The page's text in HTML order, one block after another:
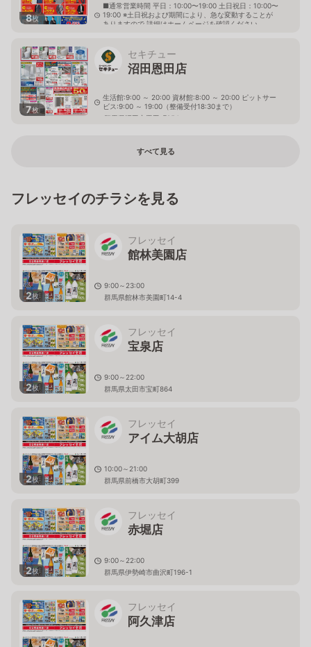
8枚
■通常営業時間 平日：10:00〜19:00 土日祝日：10:00〜
19:00 ※土日祝および期間により、急な変動することが
ありますので 詳細はホームページを確認ください
7枚
セキチュー
沼田恩田店
生活館:9:00 ～ 20:00 資材館:8:00 ～ 20:00 ピットサー
ビス:9:00 ～ 19:00（整備受付18:30まで）
群馬県沼田市恩田町254
すべて見る
フレッセイのチラシを見る
2枚
フレッセイ
館林美園店
9:00～23:00
群馬県館林市美園町14-4
2枚
フレッセイ
宝泉店
9:00～22:00
群馬県太田市宝町864
2枚
フレッセイ
アイム大胡店
10:00～21:00
群馬県前橋市大胡町399
2枚
フレッセイ
赤堀店
9:00～22:00
群馬県伊勢崎市曲沢町196-1
フレッセイ
阿久津店